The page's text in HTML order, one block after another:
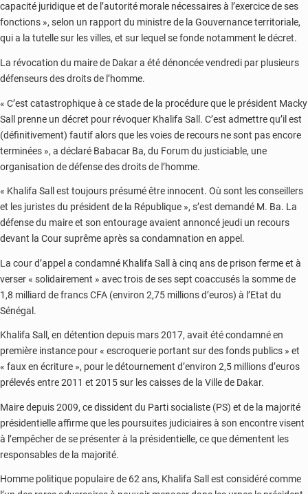
capacité juridique et de l’autorité morale nécessaires à l’exercice de ses
fonctions », selon un rapport du ministre de la Gouvernance territoriale,
qui a la tutelle sur les villes, et sur lequel se fonde notamment le décret.
La révocation du maire de Dakar a été dénoncée vendredi par plusieurs
défenseurs des droits de l’homme.
« C’est catastrophique à ce stade de la procédure que le président Macky
Sall prenne un décret pour révoquer Khalifa Sall. C’est admettre qu’il est
(définitivement) fautif alors que les voies de recours ne sont pas encore
terminées », a déclaré Babacar Ba, du Forum du justiciable, une
organisation de défense des droits de l’homme.
« Khalifa Sall est toujours présumé être innocent. Où sont les conseillers
et les juristes du président de la République », s’est demandé M. Ba. La
défense du maire et son entourage avaient annoncé jeudi un recours
devant la Cour suprême après sa condamnation en appel.
La cour d’appel a condamné Khalifa Sall à cinq ans de prison ferme et à
verser « solidairement » avec trois de ses sept coaccusés la somme de
1,8 milliard de francs CFA (environ 2,75 millions d’euros) à l’Etat du
Sénégal.
Khalifa Sall, en détention depuis mars 2017, avait été condamné en
première instance pour « escroquerie portant sur des fonds publics » et
« faux en écriture », pour le détournement d’environ 2,5 millions d’euros
prélevés entre 2011 et 2015 sur les caisses de la Ville de Dakar.
Maire depuis 2009, ce dissident du Parti socialiste (PS) et de la majorité
présidentielle affirme que les poursuites judiciaires à son encontre visent
à l’empêcher de se présenter à la présidentielle, ce que démentent les
responsables de la majorité.
Homme politique populaire de 62 ans, Khalifa Sall est considéré comme